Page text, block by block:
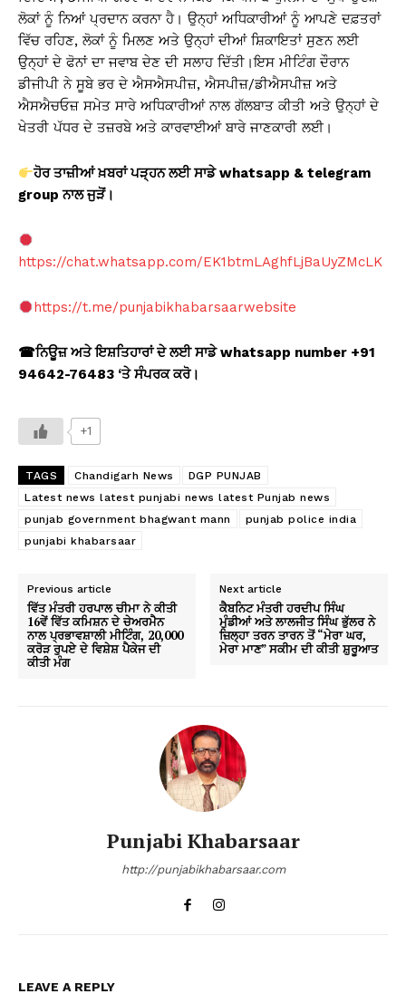
ਲੋਕਾਂ ਨੂੰ ਨਿਆਂ ਪ੍ਰਦਾਨ ਕਰਨਾ ਹੈ। ਉਨ੍ਹਾਂ ਅਧਿਕਾਰੀਆਂ ਨੂੰ ਆਪਣੇ ਦਫ਼ਤਰਾਂ
ਵਿੱਚ ਰਹਿਣ, ਲੋਕਾਂ ਨੂੰ ਮਿਲਣ ਅਤੇ ਉਨ੍ਹਾਂ ਦੀਆਂ ਸ਼ਿਕਾਇਤਾਂ ਸੁਣਨ ਲਈ
ਉਨ੍ਹਾਂ ਦੇ ਫੋਨਾਂ ਦਾ ਜਵਾਬ ਦੇਣ ਦੀ ਸਲਾਹ ਦਿੱਤੀ।ਇਸ ਮੀਟਿੰਗ ਦੌਰਾਨ
ਡੀਜੀਪੀ ਨੇ ਸੂਬੇ ਭਰ ਦੇ ਐਸਐਸਪੀਜ਼, ਐਸਪੀਜ਼/ਡੀਐਸਪੀਜ਼ ਅਤੇ
ਐਸਐਚਓਜ਼ ਸਮੇਤ ਸਾਰੇ ਅਧਿਕਾਰੀਆਂ ਨਾਲ ਗੱਲਬਾਤ ਕੀਤੀ ਅਤੇ ਉਨ੍ਹਾਂ ਦੇ
ਖੇਤਰੀ ਪੱਧਰ ਦੇ ਤਜ਼ਰਬੇ ਅਤੇ ਕਾਰਵਾਈਆਂ ਬਾਰੇ ਜਾਣਕਾਰੀ ਲਈ।
ਹੋਰ ਤਾਜ਼ੀਆਂ ਖ਼ਬਰਾਂ ਪੜ੍ਹਨ ਲਈ ਸਾਡੇ whatsapp & telegram
groupਨਾਲ ਜੁੜੋਂ।
https://chat.whatsapp.com/EK1btmLAghfLjBaUyZMcLK
https://t.me/punjabikhabarsaarwebsite
☎ਨਿਊਜ਼ ਅਤੇ ਇਸ਼ਤਿਹਾਰਾਂ ਦੇ ਲਈ ਸਾਡੇ whatsapp number +91
94642-76483 ‘ਤੇ ਸੰਪਰਕ ਕਰੋ।
+1
TAGS Chandigarh News
DGP PUNJAB
Latest news latest punjabi news latest Punjab news
punjab government bhagwant mann
punjab police india
punjabi khabarsaar
Previous article
ਵਿੱਤ ਮੰਤਰੀ ਹਰਪਾਲ ਚੀਮਾ ਨੇ ਕੀਤੀ
16ਵੇਂ ਵਿੱਤ ਕਮਿਸ਼ਨ ਦੇ ਚੇਅਰਮੈਨ
ਨਾਲ ਪ੍ਰਭਾਵਸ਼ਾਲੀ ਮੀਟਿੰਗ, 20,000
ਕਰੋੜ ਰੁਪਏ ਦੇ ਵਿਸ਼ੇਸ਼ ਪੈਕੇਜ ਦੀ
ਕੀਤੀ ਮੰਗ
Next article
ਕੈਬਨਿਟ ਮੰਤਰੀ ਹਰਦੀਪ ਸਿੰਘ
ਮੁੰਡੀਆਂ ਅਤੇ ਲਾਲਜੀਤ ਸਿੰਘ ਭੁੱਲਰ ਨੇ
ਜ਼ਿਲ੍ਹਾ ਤਰਨ ਤਾਰਨ ਤੋਂ “ਮੇਰਾ ਘਰ,
ਮੇਰਾ ਮਾਣ” ਸਕੀਮ ਦੀ ਕੀਤੀ ਸ਼ੁਰੂਆਤ
Punjabi Khabarsaar
http://punjabikhabarsaar.com
LEAVE A REPLY